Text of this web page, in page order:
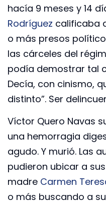
hacía 9 meses y 14
Rodríguez calificaba
o más presos
las cárceles del
podía demostrar tal
Decía, con cinismo,
distinto”. Ser
Víctor Quero Navas
una hemorragia
agudo. Y murió. Las
pudieron ubicar a
madre Carmen
o más buscando a